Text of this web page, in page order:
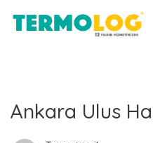
E
Ankara Ulus